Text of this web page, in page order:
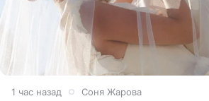
1 час назад Соня Жарова